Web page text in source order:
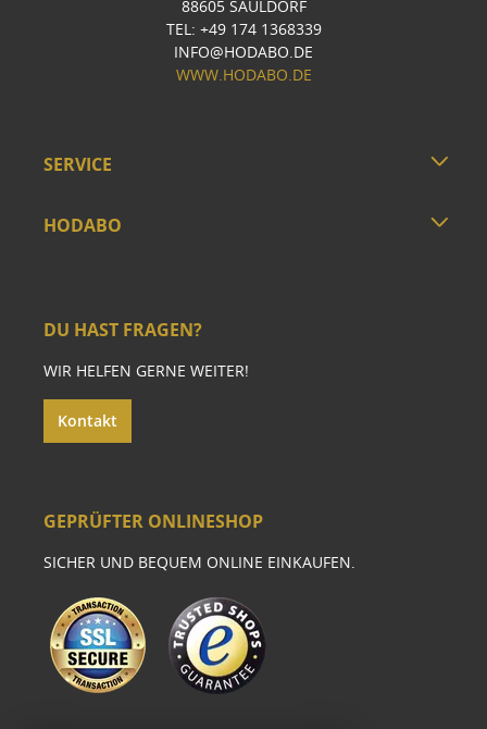
88605 SAULDORF
TEL: +49 174 1368339
INFO@HODABO.DE
WWW.HODABO.DE
SERVICE
HODABO
DU HAST FRAGEN?
WIR HELFEN GERNE WEITER!
Kontakt
GEPRÜFTER ONLINESHOP
SICHER UND BEQUEM ONLINE EINKAUFEN.